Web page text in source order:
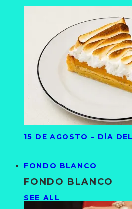
15 DE AGOSTO – DÍA
FONDO BLANCO
FONDO BLANCO
SEE ALL